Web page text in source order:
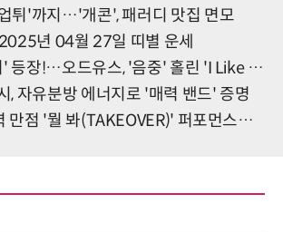
튀'까지…'개콘', 패러디 맛집 면모
년 04월 27일 띠별 운세
장!…오드유스, '음중' 홀린 'I Like You'
, 자유분방 에너지로 '매력 밴드' 증명
'뭘 봐(TAKEOVER)' 퍼포먼스…'음중' 접수